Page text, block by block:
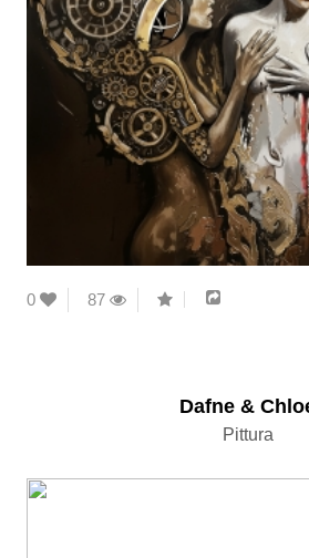
0 87
Dafne &
Pittura